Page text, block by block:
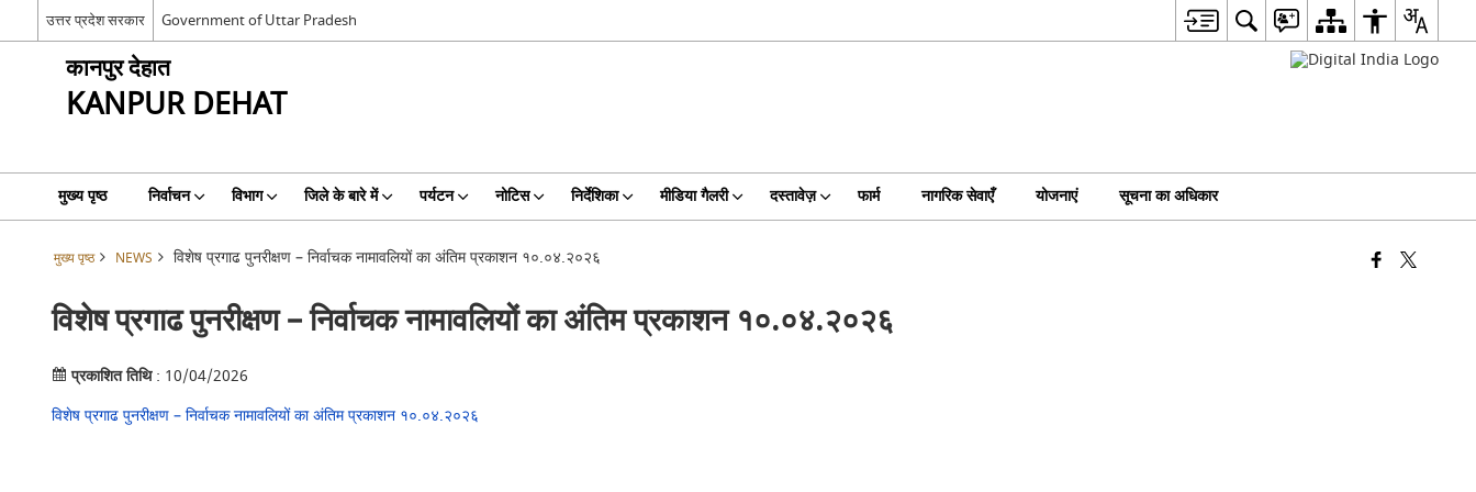
उत्तर प्रदेश सरकार Government of Uttar Pradesh
कानपुर देहात
KANPUR DEHAT
मुख्य पृष्ठ निर्वाचन विभाग जिले के बारे में पर्यटन नोटिस निर्देशिका मीडिया गैलरी दस्तावेज़ फार्म नागरिक सेवाएँ योजनाएं सूचना का अधिकार
मुख्य पृष्ठ NEWS विशेष प्रगाढ पुनरीक्षण – निर्वाचक नामावलियों का अंतिम प्रकाशन १०.०४.२०२६
विशेष प्रगाढ पुनरीक्षण – निर्वाचक नामावलियों का अंतिम प्रकाशन १०.०४.२०२६
प्रकाशित तिथि: 10/04/2026
विशेष प्रगाढ पुनरीक्षण – निर्वाचक नामावलियों का अंतिम प्रकाशन १०.०४.२०२६